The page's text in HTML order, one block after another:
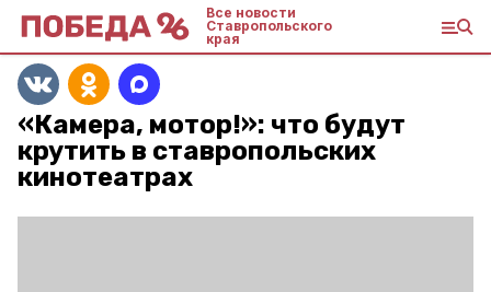
Все новости
Ставропольского
края
«Камера, мотор!»: что будут
крутить в ставропольских
кинотеатрах